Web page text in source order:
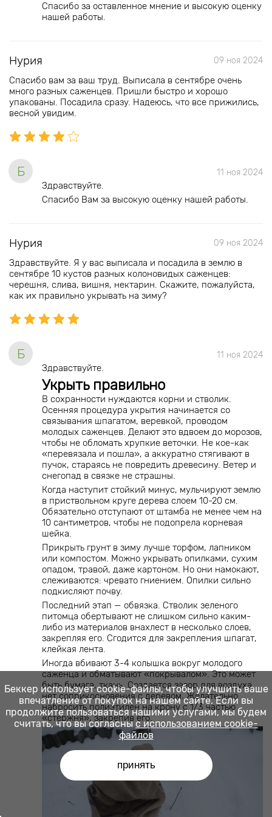
Спасибо за оставленное мнение и высокую оценку
нашей работы.
Нурия 09 ноя 2024
Спасибо вам за ваш труд. Выписала в сентябре очень
много разных саженцев. Пришли быстро и хорошо
упакованы. Посадила сразу. Надеюсь, что все прижились,
весной увидим.
Б 11 ноя 2024
Здравствуйте.
Спасибо Вам за высокую оценку нашей работы.
Нурия 09 ноя 2024
Здравствуйте. Я у вас выписала и посадила в землю в
сентябре 10 кустов разных колоновидых саженцев:
черешня, слива, вишня, нектарин. Скажите, пожалуйста,
как их правильно укрывать на зиму?
Б 11 ноя 2024
Здравствуйте.
Укрыть правильно
В сохранности нуждаются корни и стволик.
Осенняя процедура укрытия начинается со
связывания шпагатом, веревкой, проводом
молодых саженцев. Делают это вдвоем до морозов,
чтобы не обломать хрупкие веточки. Не кое-как
«перевязала и пошла», а аккуратно стягивают в
пучок, стараясь не повредить древесину. Ветер и
снегопад в связке не страшны.
Когда наступит стойкий минус, мульчируют землю
в приствольном круге дерева слоем 10-20 см.
Обязательно отступают от штамба не менее чем на
10 сантиметров, чтобы не подопрела корневая
шейка.
Прикрыть грунт в зиму лучше торфом, лапником
или компостом. Можно укрывать опилками, сухим
опадом, травой, даже картоном. Но они намокают,
слеживаются: чревато гниением. Опилки сильно
подкисляют почву.
Последний этап — обвязка. Стволик зеленого
питомца обертывают не слишком сильно каким-
либо из материалов внахлест в несколько слоев,
закрепляя его. Сгодится для закрепления шпагат,
клейкая лента.
Иногда вбивают 3-4 колышка вокруг молодого
саженца и обматывают «покрывалом». Это может
быть бумага, ткань. Создается зазор для воздуха,
нет соприкосновения с деревом. Желательно
набросить полиэтилен на крону с 1/3 частью
«стержня», закрепив его.
Беккер использует cookie-файлы, чтобы улучшить ваше
впечатление от покупок на нашем сайте. Если вы
продолжите пользоваться нашими услугами, мы будем
считать, что вы согласны с использованием cookie-
файлов
принять